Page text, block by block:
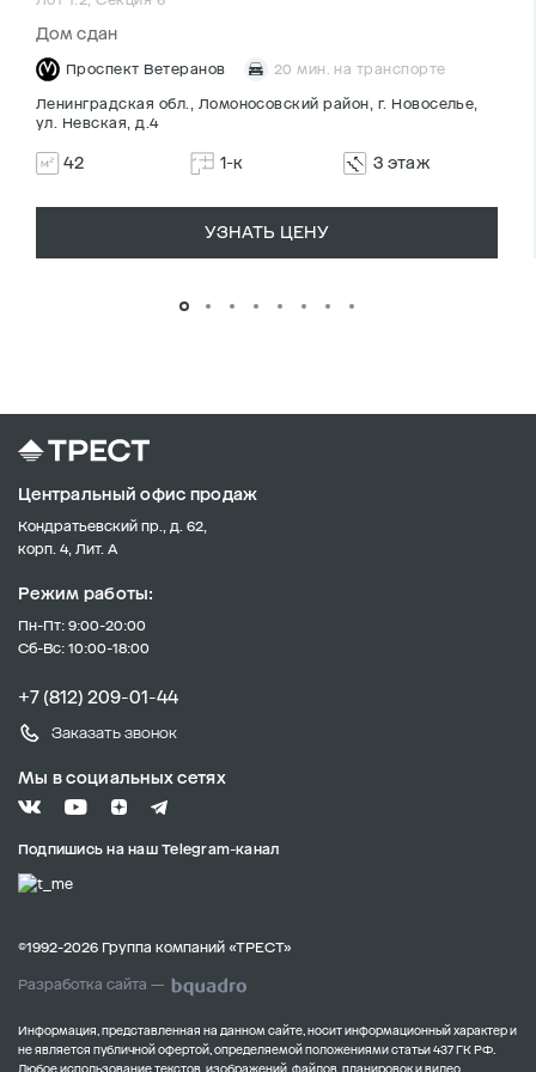
Дом сдан
Проспект Ветеранов 20 мин. на транспорте
Ленинградская обл., Ломоносовский район, г. Новоселье,
ул. Невская, д.4
42 1-к 3 этаж
УЗНАТЬ ЦЕНУ
Центральный офис продаж
Кондратьевский пр., д. 62,
корп. 4, Лит. А
Режим работы:
Пн-Пт: 9:00-20:00
Сб-Вс: 10:00-18:00
+7 (812) 209-01-44
Заказать звонок
Мы в социальных сетях
Подпишись на наш Telegram-канал
©1992-2026 Группа компаний «ТРЕСТ»
Разработка сайта —
Информация, представленная на данном сайте, носит информационный характер и
не является публичной офертой, определяемой положениями статьи 437 ГК РФ.